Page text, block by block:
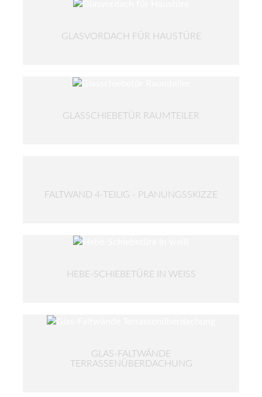
GLASVORDACH FÜR HAUSTÜRE
GLASSCHIEBETÜR RAUMTEILER
FALTWAND 4-TEILIG - PLANUNGSSKIZZE
HEBE-SCHIEBETÜRE IN WEISS
GLAS-FALTWÄNDE
TERRASSENÜBERDACHUNG